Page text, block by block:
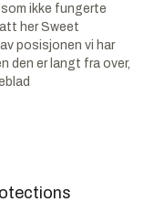
ikke fungerte
her Sweet
posisjonen vi har
den er langt fra over,